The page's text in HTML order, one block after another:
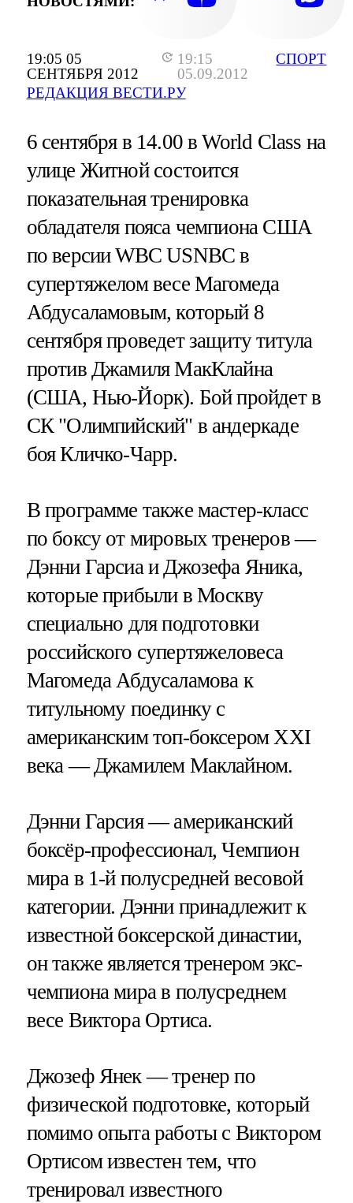
19:05 05
СЕНТЯБРЯ 2012
19:15
05.09.2012
РЕДАКЦИЯ ВЕСТИ.РУ
СПОРТ
6 сентября в 14.00 в World Class на
улице Житной состоится
показательная тренировка
обладателя пояса чемпиона США
по версии WBC USNBC в
супертяжелом весе Магомеда
Абдусаламовым, который 8
сентября проведет защиту титула
против Джамиля МакКлайна
(США, Нью-Йорк). Бой пройдет в
СК "Олимпийский" в андеркаде
боя Кличко-Чарр.
В программе также мастер-класс
по боксу от мировых тренеров —
Дэнни Гарсиа и Джозефа Яника,
которые прибыли в Москву
специально для подготовки
российского супертяжеловеса
Магомеда Абдусаламова к
титульному поединку с
американским топ-боксером XXI
века — Джамилем Маклайном.
Дэнни Гарсия — американский
боксёр-профессионал, Чемпион
мира в 1-й полусредней весовой
категории. Дэнни принадлежит к
известной боксерской династии,
он также является тренером экс-
чемпиона мира в полусреднем
весе Виктора Ортиса.
Джозеф Янек — тренер по
физической подготовке, который
помимо опыта работы с Виктором
Ортисом известен тем, что
тренировал известного